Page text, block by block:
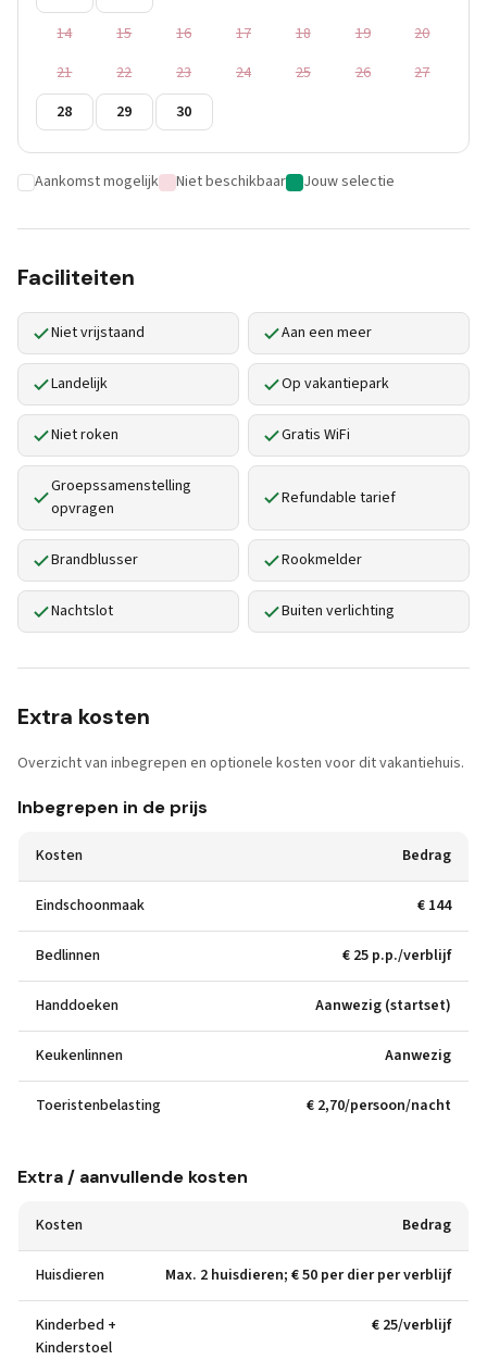
14
15 16 17 18 19
20
21
22 23 24 25 26
27
28
29 30
Aankomst mogelijk Niet beschikbaar Jouw selectie
Faciliteiten
Niet vrijstaand Aan een meer
Landelijk Op vakantiepark
Niet roken Gratis WiFi
Groepssamenstelling
opvragen
Refundable tarief
Brandblusser Rookmelder
Nachtslot Buiten verlichting
Extra kosten
Overzicht van inbegrepen en optionele kosten voor dit vakantiehuis.
Inbegrepen in de prijs
Kosten Bedrag
Eindschoonmaak € 144
Bedlinnen € 25 p.p./verblijf
Handdoeken Aanwezig (startset)
Keukenlinnen Aanwezig
Toeristenbelasting € 2,70/persoon/nacht
Extra / aanvullende kosten
Kosten Bedrag
Huisdieren Max. 2 huisdieren; € 50 per dier per verblijf
Kinderbed +
Kinderstoel
€ 25/verblijf